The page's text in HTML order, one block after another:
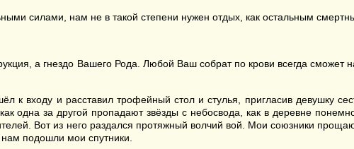
силами, нам не в такой степени нужен отдых, как остальным
а гнездо Вашего Рода. Любой Ваш собрат по крови всегда сможет
входу и расставил трофейный стол и стулья, пригласив девушку
одна за другой пропадают звёзды с небосвода, как в деревне
Вот из него раздался протяжный волчий вой. Мои союзники
подошли мои спутники.